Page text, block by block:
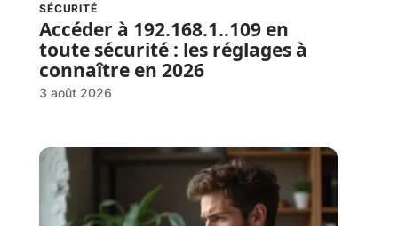
SÉCURITÉ
Accéder à 192.168.1..109 en
toute sécurité : les réglages à
connaître en 2026
3 août 2026